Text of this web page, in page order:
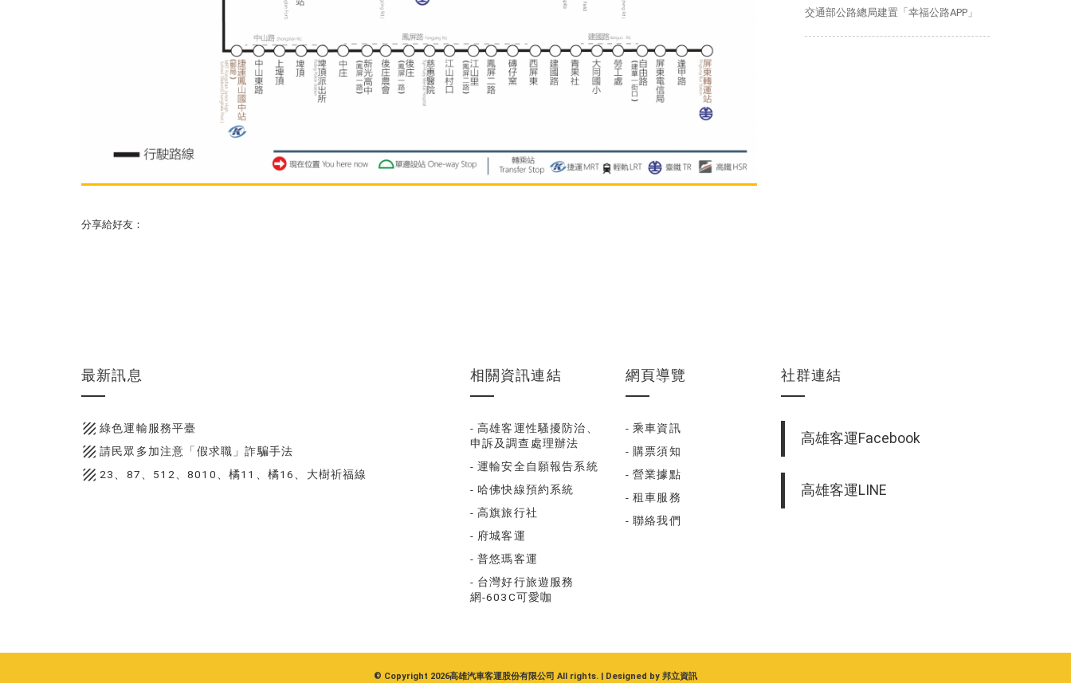
分享給好友：
交通部公路總局建置「幸福公路APP」
最新訊息
texture 綠色運輸服務平臺
texture 請民眾多加注意「假求職」詐騙手法
texture 23、87、512、8010、橘11、橘16、大樹祈福線
相關資訊連結
- 高雄客運性騷擾防治、
申訴及調查處理辦法
- 運輸安全自願報告系統
- 哈佛快線預約系統
- 高旗旅行社
- 府城客運
- 普悠瑪客運
- 台灣好行旅遊服務
網-603C可愛咖
網頁導覽
- 乘車資訊
- 購票須知
- 營業據點
- 租車服務
- 聯絡我們
社群連結
高雄客運Facebook
高雄客運LINE
© Copyright 2026高雄汽車客運股份有限公司 All rights. | Designed by 邦立資訊